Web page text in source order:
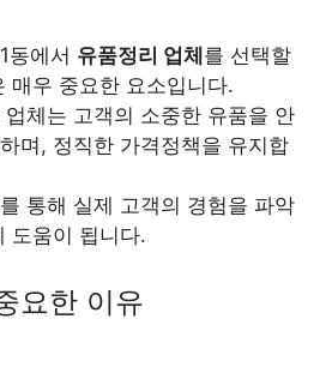
동에서 유품정리 업체를 선택할
매우 중요한 요소입니다.
업체는 고객의 소중한 유품을 안
며, 정직한 가격정책을 유지합
통해 실제 고객의 경험을 파악
도움이 됩니다.
요한 이유